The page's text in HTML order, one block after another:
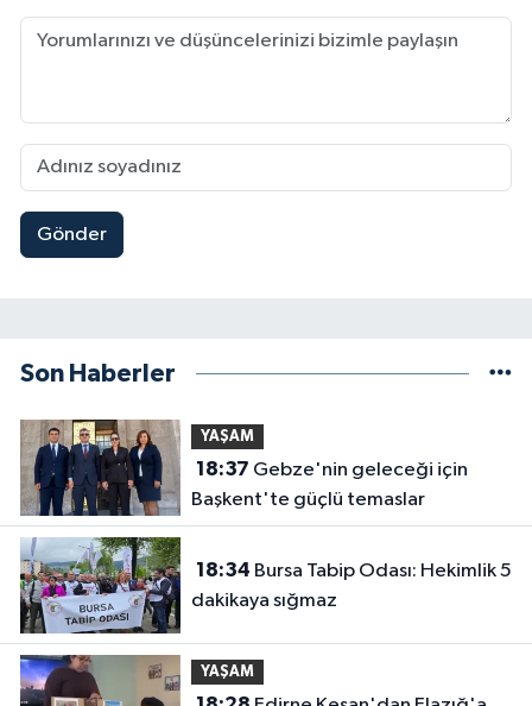
Gönder
Son Haberler
YAŞAM
18:37
Başkent'te güçlü temaslar
18:34
dakikaya sığmaz
YAŞAM